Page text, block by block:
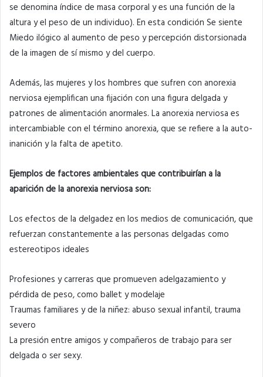
se denomina índice de masa corporal y es una función de la
altura y el peso de un individuo). En esta condición Se siente
Miedo ilógico al aumento de peso y percepción distorsionada
de la imagen de sí mismo y del cuerpo.
Además, las mujeres y los hombres que sufren con anorexia
nerviosa ejemplifican una fijación con una figura delgada y
patrones de alimentación anormales. La anorexia nerviosa es
intercambiable con el término anorexia, que se refiere a la auto-
inanición y la falta de apetito.
Ejemplos de factores ambientales que contribuirían a la
aparición de la anorexia nerviosa son:
Los efectos de la delgadez en los medios de comunicación, que
refuerzan constantemente a las personas delgadas como
estereotipos ideales
Profesiones y carreras que promueven adelgazamiento y
pérdida de peso, como ballet y modelaje
Traumas familiares y de la niñez: abuso sexual infantil, trauma
severo
La presión entre amigos y compañeros de trabajo para ser
delgada o ser sexy.